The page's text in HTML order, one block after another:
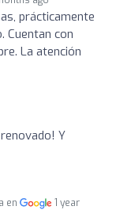
prácticamente
Cuentan con
La atención
Y
en
1 year